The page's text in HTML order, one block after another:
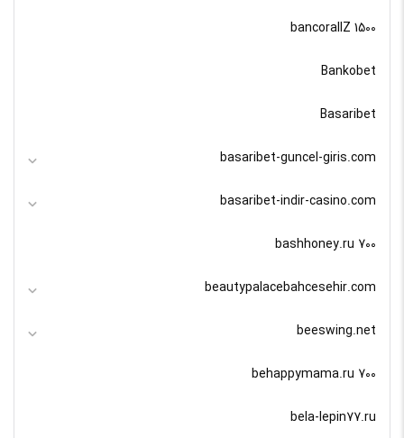
bancorallZ 1500
Bankobet
Basaribet
basaribet-guncel-giris.com
basaribet-indir-casino.com
bashhoney.ru 700
beautypalacebahcesehir.com
beeswing.net
behappymama.ru 700
bela-lepin77.ru